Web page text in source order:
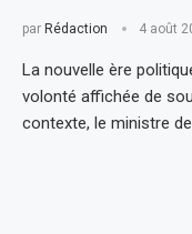
par Rédaction 4 août
La nouvelle ère
volonté affichée de
contexte, le ministre